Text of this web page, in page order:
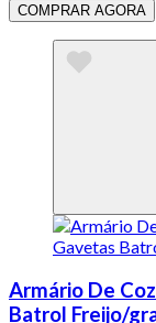
COMPRAR AGORA
Armário De
Batrol Freijo/